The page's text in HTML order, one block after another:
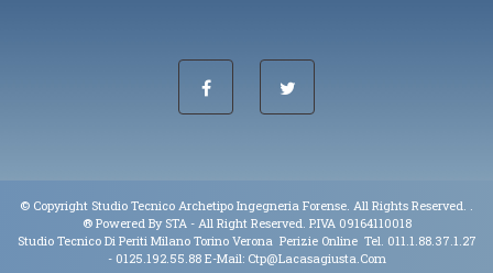
© Copyright Studio Tecnico Archetipo Ingegneria Forense. All Rights Reserved. .
® Powered By STA - All Right Reserved. P.IVA 09164110018
Studio Tecnico Di Periti Milano Torino Verona Perizie Online Tel. 011.1.88.37.1.27
- 0125.192.55.88 E-Mail: Ctp@lacasagiusta.com